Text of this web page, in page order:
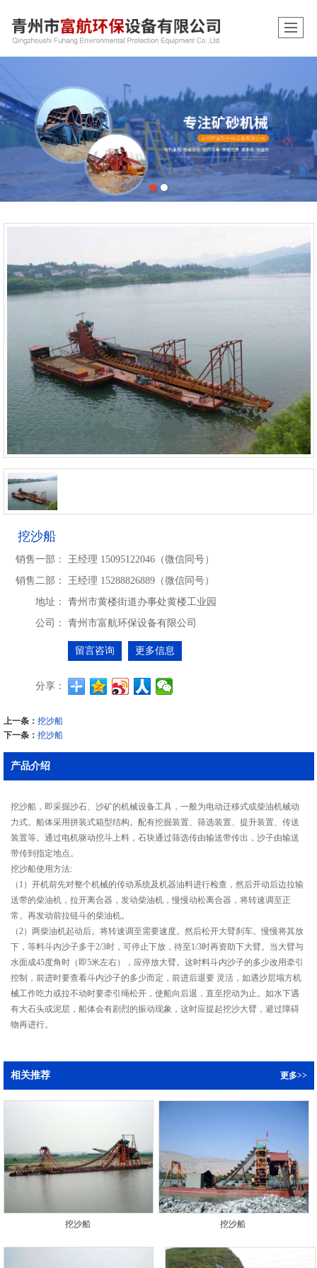
挖沙船
销售一部：
王经理 15095122046（微信同号）
销售二部：
王经理 15288826889（微信同号）
地址：
青州市黄楼街道办事处黄楼工业园
公司：
青州市富航环保设备有限公司
留言咨询 更多信息
分享：
上一条： 挖沙船
下一条： 挖沙船
产品介绍
挖沙船，即采掘沙石、沙矿的机械设备工具，一般为电动迁移式或柴油机械动
力式。船体采用拼装式箱型结构。配有挖掘装置、筛选装置、提升装置、传送
装置等。通过电机驱动挖斗上料，石块通过筛选传由输送带传出，沙子由输送
带传到指定地点。
挖沙船使用方法:
（1）开机前先对整个机械的传动系统及机器油料进行检查，然后开动后边拉输
送带的柴油机，拉开离合器，发动柴油机，慢慢动松离合器，将转速调至正
常。再发动前拉链斗的柴油机。
（2）两柴油机起动后。将转速调至需要速度。然后松开大臂刹车。慢慢将其放
下，等料斗内沙子多于2/3时，可停止下放，待至1/3时再资助下大臂。当大臂与
水面成45度角时（即5米左右），应停放大臂。这时料斗内沙子的多少改用牵引
控制，前进时要查看斗内沙子的多少而定，前进后退要 灵活，如遇沙层塌方机
械工作吃力或拉不动时要牵引绳松开，使船向后退，直至挖动为止。如水下遇
有大石头或泥层，船体会有剧烈的振动现象，这时应提起挖沙大臂，避过障碍
物再进行。
相关推荐 更多>>
挖沙船 挖沙船